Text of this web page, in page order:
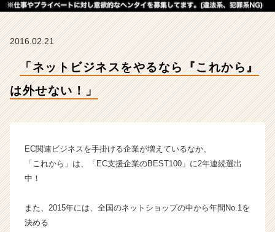
か
ム
|
ン
チ
長
2016.02.21
「ネットビジネスをやるなら『これから』
は外せない！」
EC関連ビジネスを手掛ける企業が増えているなか、
「これから」は、「EC支援企業のBEST100」に2年連続選出
中！
また、2015年には、全国のネットショップの中から年間No.1を
決める